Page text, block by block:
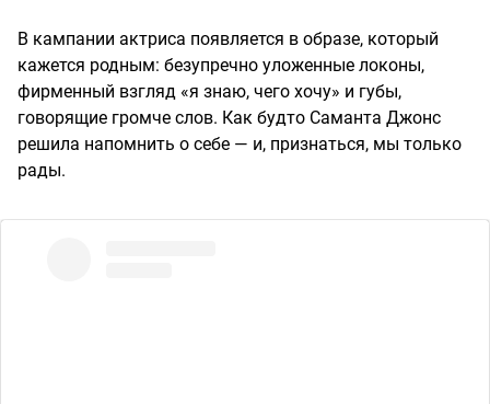
В кампании актриса появляется в образе, который
кажется родным: безупречно уложенные локоны,
фирменный взгляд «я знаю, чего хочу» и губы,
говорящие громче слов. Как будто Саманта Джонс
решила напомнить о себе — и, признаться, мы только
рады.